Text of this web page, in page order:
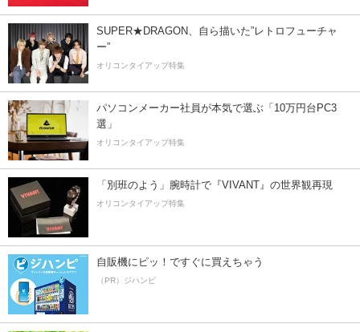
SUPER★DRAGON、自ら描いた”レトロフューチャ
ー”
オリコンタイアップ特集
パソコンメーカー社員が本気で選ぶ「10万円台PC3
選」
オリコンタイアップ特集
「別班のよう」腕時計で『VIVANT』の世界観再現
オリコンタイアップ特集
自販機にピッ！ですぐに買えちゃう
（PR）ジハンピ